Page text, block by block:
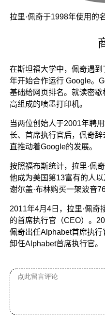
拉里·佩奇于1998年使用的
在斯坦福大学中，佩奇遇
年开始合作运行 Google。
基础给网页排名。就读密
高组成的喷墨打印机。
当两位创始人于2001年聘
长、首席执行官后，佩奇
直推动着Google的发展。
按照福布斯统计，拉里·佩
他成为美国第13富有的人
谢尔盖·布林购买一架波音
2011年4月4日，拉里·佩奇
的首席执行官（CEO）。
佩奇出任Alphabet首席执行
卸任Alphabet首席执行官。